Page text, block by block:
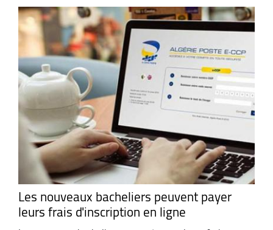
Les nouveaux bacheliers peuvent payer
leurs frais d'inscription en ligne